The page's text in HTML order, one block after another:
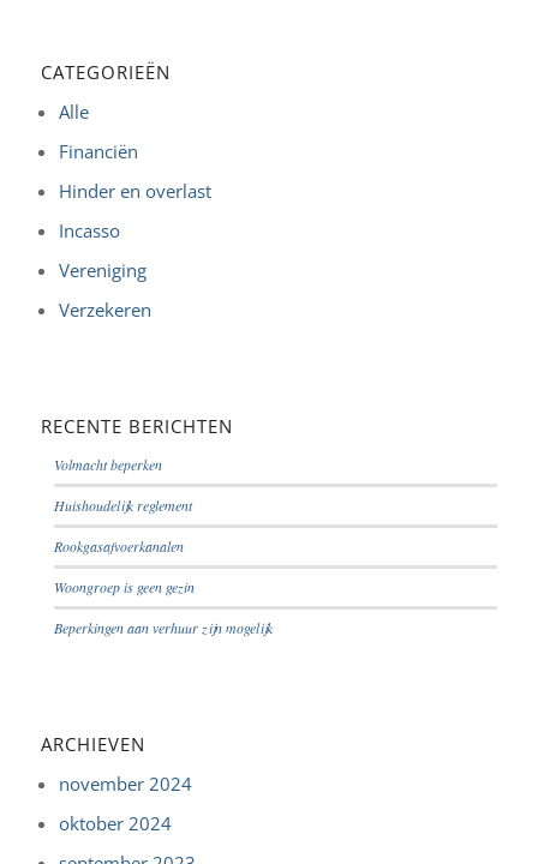
CATEGORIEËN
Alle
Financiën
Hinder en overlast
Incasso
Vereniging
Verzekeren
RECENTE BERICHTEN
Volmacht beperken
Huishoudelijk reglement
Rookgasafvoerkanalen
Woongroep is geen gezin
Beperkingen aan verhuur zijn mogelijk
ARCHIEVEN
november 2024
oktober 2024